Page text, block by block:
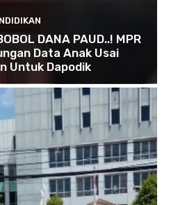
DANA PAUD..! MPR
Data Anak Usai
Untuk Dapodik